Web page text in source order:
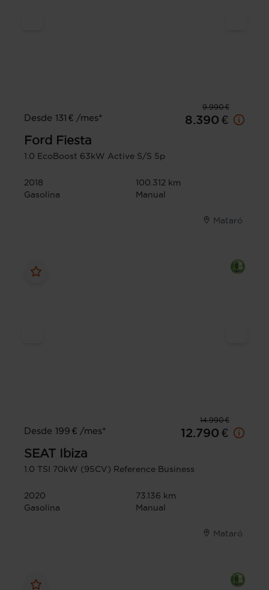
9.990 €
Desde 131 € /mes*
8.390 €
Ford Fiesta
1.0 EcoBoost 63kW Active S/S 5p
2018
100.312 km
Gasolina
Manual
Mataró
14.990 €
Desde 199 € /mes*
12.790 €
SEAT
Ibiza
1.0 TSI 70kW (95CV) Reference Business
2020
73.136 km
Gasolina
Manual
Mataró